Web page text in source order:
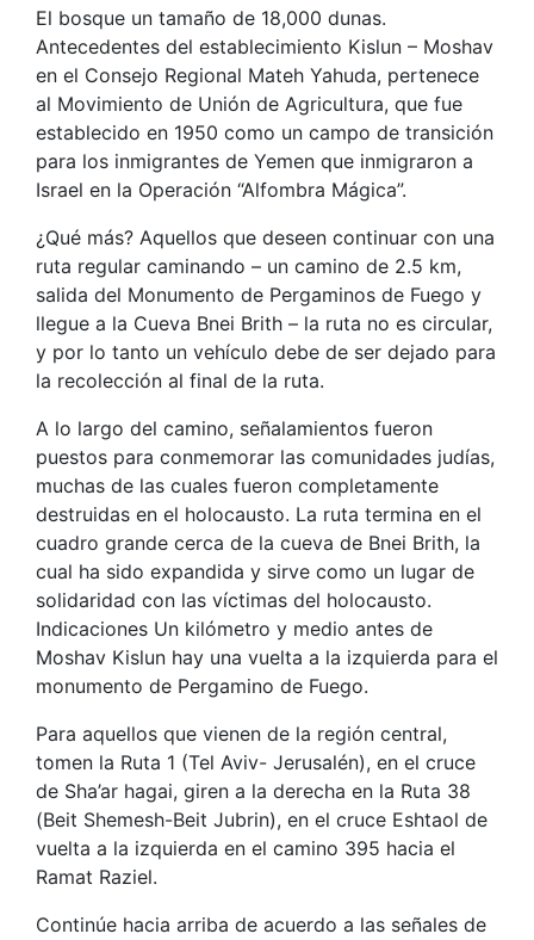
El bosque un tamaño de 18,000 dunas.
Antecedentes del establecimiento Kislun – Moshav
en el Consejo Regional Mateh Yahuda, pertenece
al Movimiento de Unión de Agricultura, que fue
establecido en 1950 como un campo de transición
para los inmigrantes de Yemen que inmigraron a
Israel en la Operación “Alfombra Mágica”.
¿Qué más? Aquellos que deseen continuar con una
ruta regular caminando – un camino de 2.5 km,
salida del Monumento de Pergaminos de Fuego y
llegue a la Cueva Bnei Brith – la ruta no es circular,
y por lo tanto un vehículo debe de ser dejado para
la recolección al final de la ruta.
A lo largo del camino, señalamientos fueron
puestos para conmemorar las comunidades judías,
muchas de las cuales fueron completamente
destruidas en el holocausto. La ruta termina en el
cuadro grande cerca de la cueva de Bnei Brith, la
cual ha sido expandida y sirve como un lugar de
solidaridad con las víctimas del holocausto.
Indicaciones Un kilómetro y medio antes de
Moshav Kislun hay una vuelta a la izquierda para el
monumento de Pergamino de Fuego.
Para aquellos que vienen de la región central,
tomen la Ruta 1 (Tel Aviv- Jerusalén), en el cruce
de Sha’ar hagai, giren a la derecha en la Ruta 38
(Beit Shemesh-Beit Jubrin), en el cruce Eshtaol de
vuelta a la izquierda en el camino 395 hacia el
Ramat Raziel.
Continúe hacia arriba de acuerdo a las señales de